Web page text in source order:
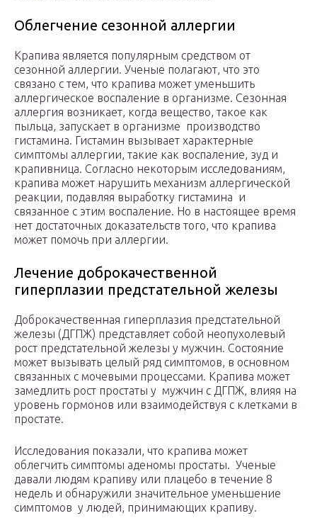
Облегчение сезонной аллергии
Крапива является популярным средством от
сезонной аллергии. Ученые полагают, что это
связано с тем, что крапива может уменьшить
аллергическое воспаление в организме. Сезонная
аллергия возникает, когда вещество, такое как
пыльца, запускает в организме производство
гистамина. Гистамин вызывает характерные
симптомы аллергии, такие как воспаление, зуд и
крапивница. Согласно некоторым исследованиям,
крапива может нарушить механизм аллергической
реакции, подавляя выработку гистамина и
связанное с этим воспаление. Но в настоящее время
нет достаточных доказательств того, что крапива
может помочь при аллергии.
Лечение доброкачественной
гиперплазии предстательной железы
Доброкачественная гиперплазия предстательной
железы (ДГПЖ) представляет собой неопухолевый
рост предстательной железы у мужчин. Состояние
может вызывать целый ряд симптомов, в основном
связанных с мочевыми процессами. Крапива может
замедлить рост простаты у мужчин с ДГПЖ, влияя на
уровень гормонов или взаимодействуя с клетками в
простате.
Исследования показали, что крапива может
облегчить симптомы аденомы простаты. Ученые
давали людям крапиву или плацебо в течение 8
недель и обнаружили значительное уменьшение
симптомов у людей, принимающих крапиву.